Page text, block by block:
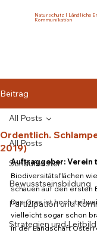
Naturschutz I Ländliche
Kommunikation
Beitrag
All Posts
Schaufenster
Bewusstseinsbildung
Partizipation und
Strategien und
All Posts
Ordentlich.
2019)
Auftraggeber: Verein
Biodiversitätsflächen
schauen auf den ersten
Das Gras ist hoch,
vielleicht sogar schon
in der Landschaft